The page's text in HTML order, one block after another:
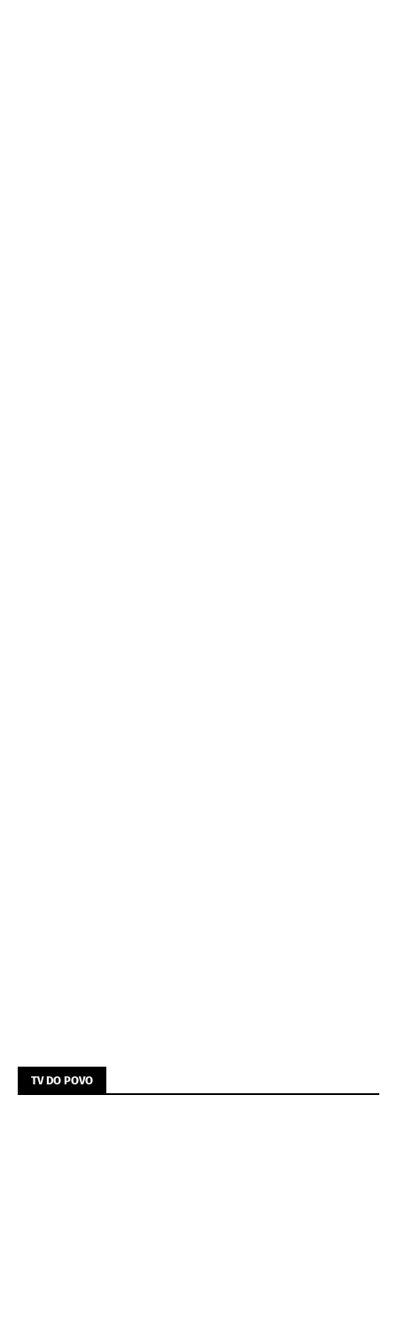
TV DO POVO